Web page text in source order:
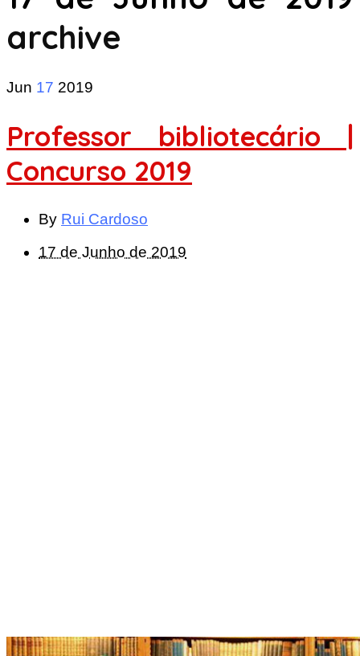
archive
Jun 17 2019
Professor bibliotecário |
Concurso 2019
By Rui Cardoso
17 de Junho de 2019